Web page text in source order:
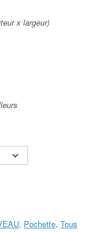
x largeur)
, Pochette, Tous